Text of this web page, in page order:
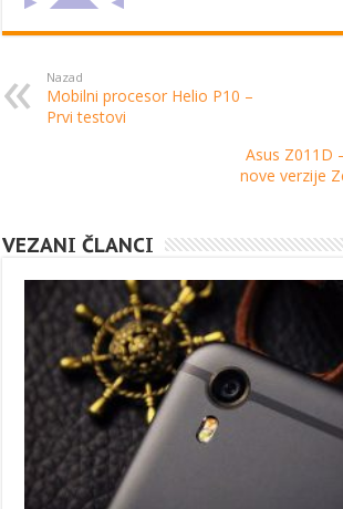
Nazad
Mobilni procesor Helio P10 –
Prvi testovi
Asus Z011D
nove verzije
VEZANI ČLANCI